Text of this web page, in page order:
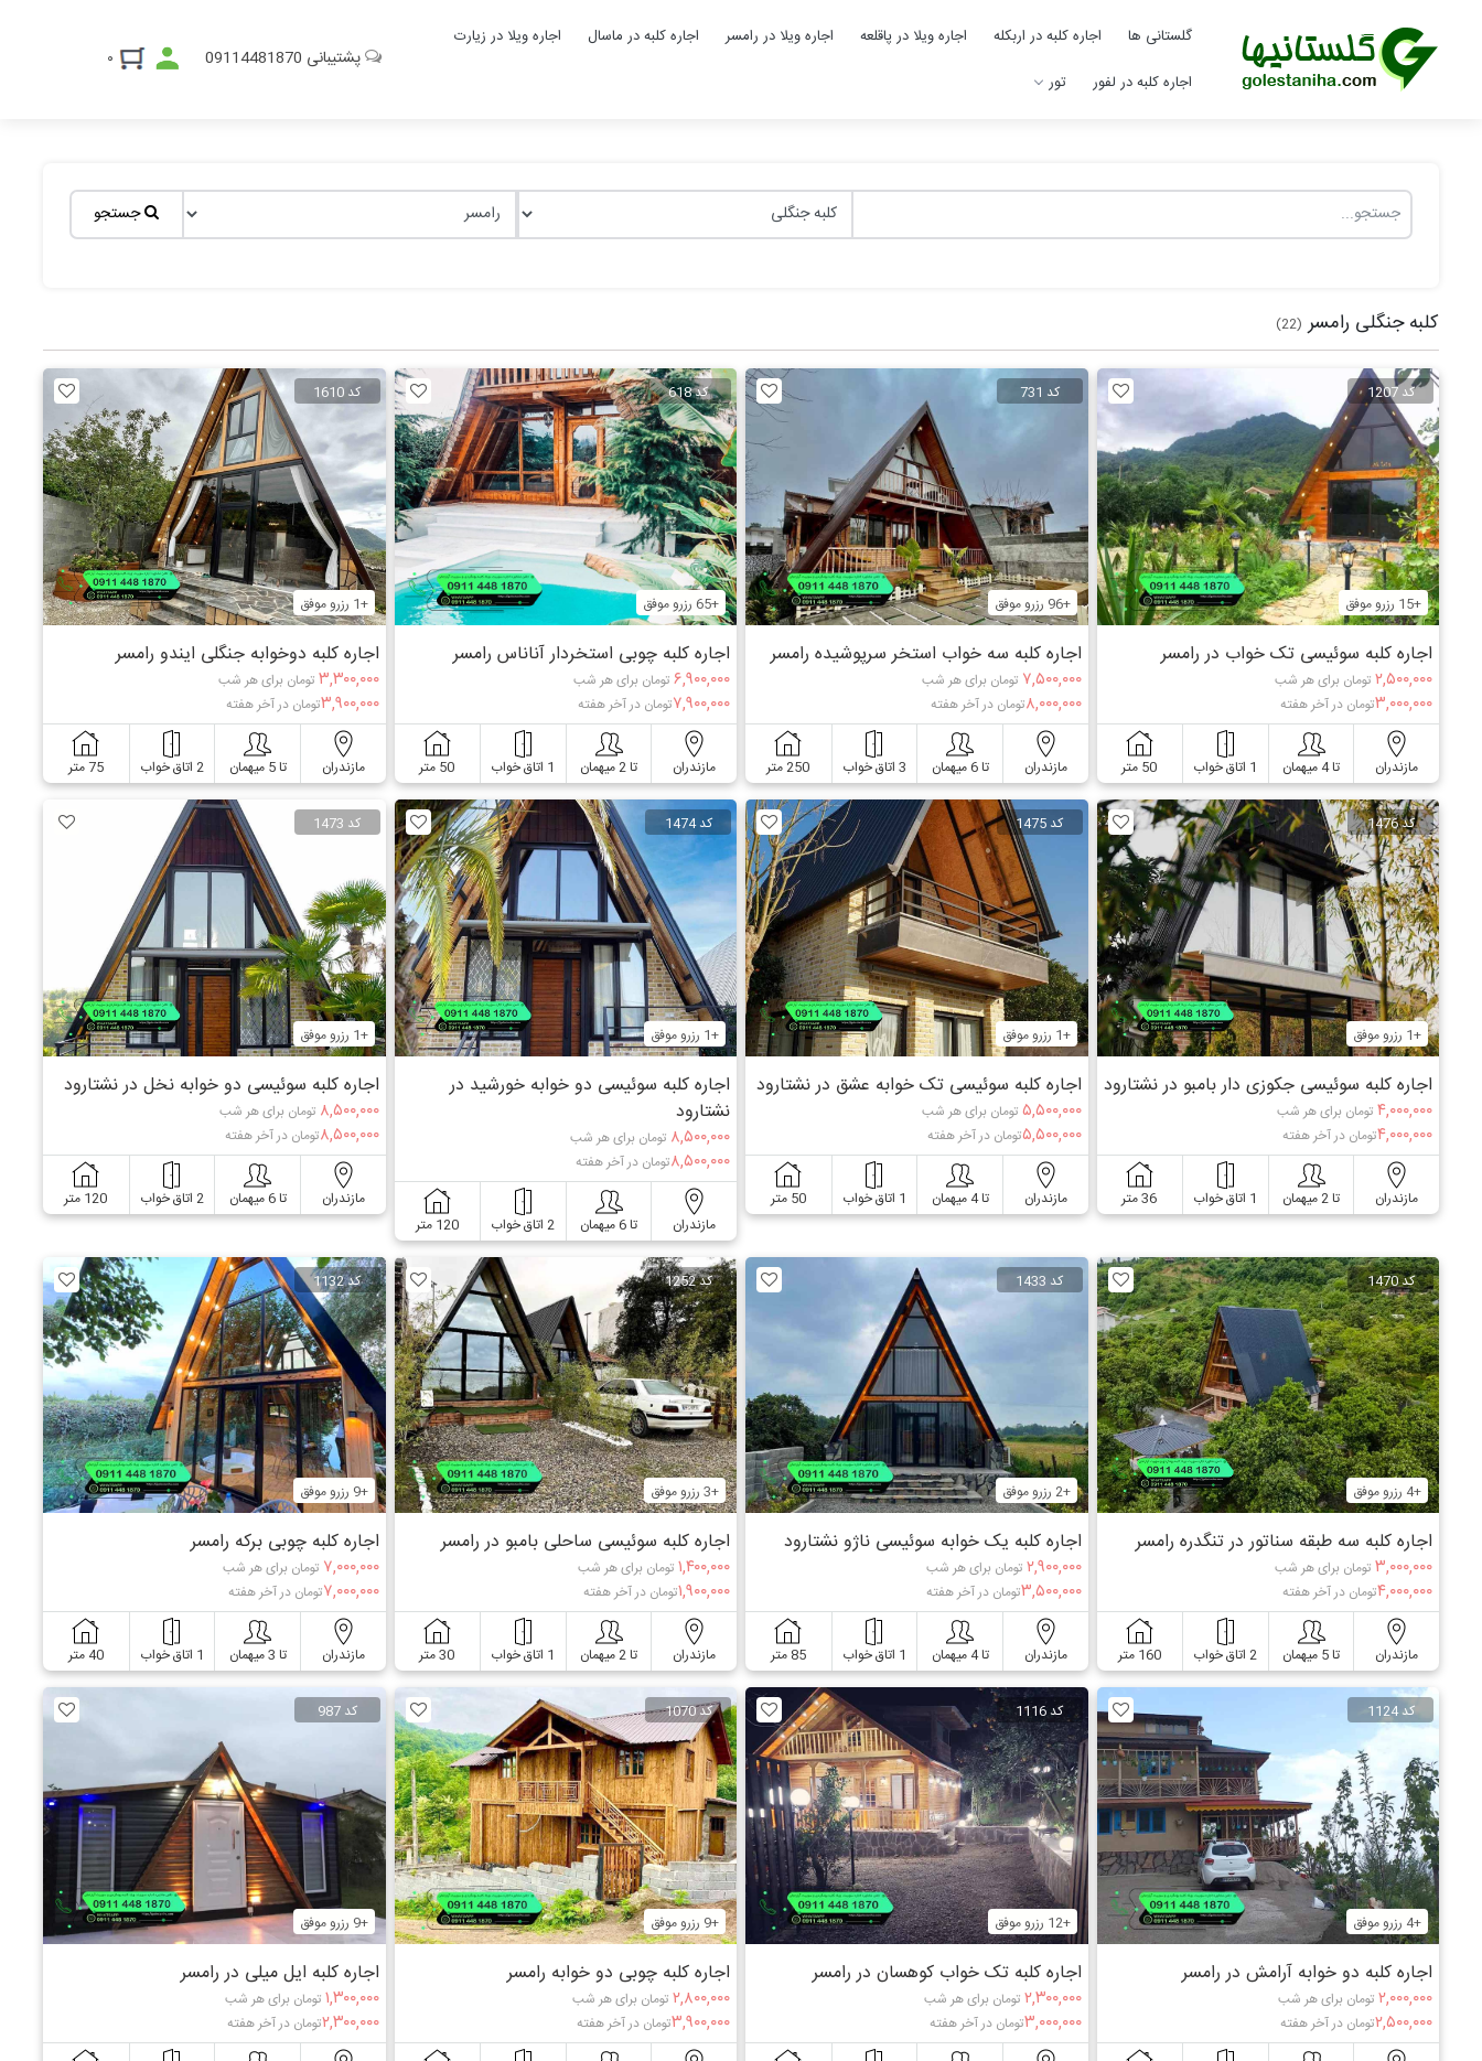
گلستانی ها اجاره کلبه در اربکله اجاره ویلا در پاقلعه اجاره ویلا در رامسر اجاره کلبه در ماسال
اجاره ویلا در زیارت
اجاره کلبه در لفور
تور
پشتیبانی ۰
جستجو
کلبه جنگلی رامسر (22)
کد 1207
+15 رزرو موفق
اجاره کلبه سوئیسی تک خواب در رامسر
۲,۵۰۰,۰۰۰ تومان برای هر شب
۳,۰۰۰,۰۰۰تومان در آخر هفته
مازندران تا 4 میهمان 1 اتاق خواب 50 متر
کد 731
+96 رزرو موفق
اجاره کلبه سه خواب استخر سرپوشیده رامسر
۷,۵۰۰,۰۰۰ تومان برای هر شب
۸,۰۰۰,۰۰۰تومان در آخر هفته
مازندران تا 6 میهمان 3 اتاق خواب 250 متر
کد 618
+65 رزرو موفق
اجاره کلبه چوبی استخردار آناناس رامسر
۶,۹۰۰,۰۰۰ تومان برای هر شب
۷,۹۰۰,۰۰۰تومان در آخر هفته
مازندران تا 2 میهمان 1 اتاق خواب 50 متر
کد 1610
+1 رزرو موفق
اجاره کلبه دوخوابه جنگلی ایندو رامسر
۳,۳۰۰,۰۰۰ تومان برای هر شب
۳,۹۰۰,۰۰۰تومان در آخر هفته
مازندران تا 5 میهمان 2 اتاق خواب 75 متر
کد 1476
+1 رزرو موفق
اجاره کلبه سوئیسی جکوزی دار بامبو در نشتارود
۴,۰۰۰,۰۰۰ تومان برای هر شب
۴,۰۰۰,۰۰۰تومان در آخر هفته
مازندران تا 2 میهمان 1 اتاق خواب 36 متر
کد 1475
+1 رزرو موفق
اجاره کلبه سوئیسی تک خوابه عشق در نشتارود
۵,۵۰۰,۰۰۰ تومان برای هر شب
۵,۵۰۰,۰۰۰تومان در آخر هفته
مازندران تا 4 میهمان 1 اتاق خواب 50 متر
کد 1474
+1 رزرو موفق
اجاره کلبه سوئیسی دو خوابه خورشید در
نشتارود
۸,۵۰۰,۰۰۰ تومان برای هر شب
۸,۵۰۰,۰۰۰تومان در آخر هفته
مازندران تا 6 میهمان 2 اتاق خواب 120 متر
کد 1473
+1 رزرو موفق
اجاره کلبه سوئیسی دو خوابه نخل در نشتارود
۸,۵۰۰,۰۰۰ تومان برای هر شب
۸,۵۰۰,۰۰۰تومان در آخر هفته
مازندران تا 6 میهمان 2 اتاق خواب 120 متر
کد 1470
+4 رزرو موفق
اجاره کلبه سه طبقه سناتور در تنگدره رامسر
۳,۰۰۰,۰۰۰ تومان برای هر شب
۴,۰۰۰,۰۰۰تومان در آخر هفته
مازندران تا 5 میهمان 2 اتاق خواب 160 متر
کد 1433
+2 رزرو موفق
اجاره کلبه یک خوابه سوئيسی ناژو نشتارود
۲,۹۰۰,۰۰۰ تومان برای هر شب
۳,۵۰۰,۰۰۰تومان در آخر هفته
مازندران تا 4 میهمان 1 اتاق خواب 85 متر
کد 1252
+3 رزرو موفق
اجاره کلبه سوئیسی ساحلی بامبو در رامسر
۱,۴۰۰,۰۰۰ تومان برای هر شب
۱,۹۰۰,۰۰۰تومان در آخر هفته
مازندران تا 2 میهمان 1 اتاق خواب 30 متر
کد 1132
+9 رزرو موفق
اجاره کلبه چوبی برکه رامسر
۷,۰۰۰,۰۰۰ تومان برای هر شب
۷,۰۰۰,۰۰۰تومان در آخر هفته
مازندران تا 3 میهمان 1 اتاق خواب 40 متر
کد 1124
+4 رزرو موفق
اجاره کلبه دو خوابه آرامش در رامسر
۲,۰۰۰,۰۰۰ تومان برای هر شب
۲,۵۰۰,۰۰۰تومان در آخر هفته
کد 1116
+12 رزرو موفق
اجاره کلبه تک خواب کوهسان در رامسر
۲,۳۰۰,۰۰۰ تومان برای هر شب
۳,۰۰۰,۰۰۰تومان در آخر هفته
کد 1070
+9 رزرو موفق
اجاره کلبه چوبی دو خوابه رامسر
۲,۸۰۰,۰۰۰ تومان برای هر شب
۳,۹۰۰,۰۰۰تومان در آخر هفته
کد 987
+9 رزرو موفق
اجاره کلبه ایل میلی در رامسر
۱,۳۰۰,۰۰۰ تومان برای هر شب
۲,۳۰۰,۰۰۰تومان در آخر هفته